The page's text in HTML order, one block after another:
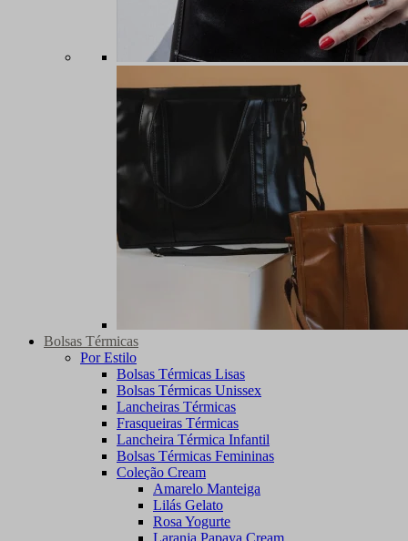
Bolsas Térmicas
Por Estilo
Bolsas Térmicas Lisas
Bolsas Térmicas Unissex
Lancheiras Térmicas
Frasqueiras Térmicas
Lancheira Térmica Infantil
Bolsas Térmicas Femininas
Coleção Cream
Amarelo Manteiga
Lilás Gelato
Rosa Yogurte
Laranja Papaya Cream